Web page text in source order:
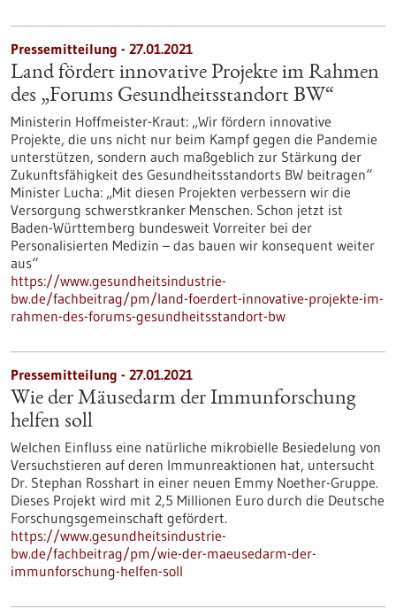
Pressemitteilung - 27.01.2021
Land fördert innovative Projekte im Rahmen
des „Forums Gesundheitsstandort BW“
Ministerin Hoffmeister-Kraut: „Wir fördern innovative
Projekte, die uns nicht nur beim Kampf gegen die Pandemie
unterstützen, sondern auch maßgeblich zur Stärkung der
Zukunftsfähigkeit des Gesundheitsstandorts BW beitragen“
Minister Lucha: „Mit diesen Projekten verbessern wir die
Versorgung schwerstkranker Menschen. Schon jetzt ist
Baden-Württemberg bundesweit Vorreiter bei der
Personalisierten Medizin – das bauen wir konsequent weiter
aus“
https://www.gesundheitsindustrie-
bw.de/fachbeitrag/pm/land-foerdert-innovative-projekte-im-
rahmen-des-forums-gesundheitsstandort-bw
Pressemitteilung - 27.01.2021
Wie der Mäusedarm der Immunforschung
helfen soll
Welchen Einfluss eine natürliche mikrobielle Besiedelung von
Versuchstieren auf deren Immunreaktionen hat, untersucht
Dr. Stephan Rosshart in einer neuen Emmy Noether-Gruppe.
Dieses Projekt wird mit 2,5 Millionen Euro durch die Deutsche
Forschungsgemeinschaft gefördert.
https://www.gesundheitsindustrie-
bw.de/fachbeitrag/pm/wie-der-maeusedarm-der-
immunforschung-helfen-soll